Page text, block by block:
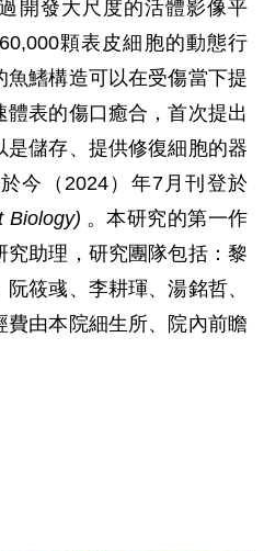
開發大尺度的活體影像平
顆表皮細胞的動態行
鰭構造可以在受傷當下提
表的傷口癒合，首次提出
是儲存、提供修復細胞的器
今（2024）年7月刊登於
Biology) 。本研究的第一作
助理，研究團隊包括：黎
筱彧、李耕琿、湯銘哲、
由本院細生所、院內前瞻